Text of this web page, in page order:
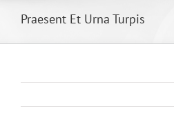
Praesent Et Urna Turpis